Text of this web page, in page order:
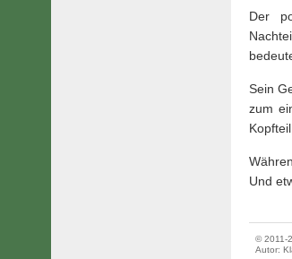
Der
Sein
zum
Und
© 2011-
Autor: